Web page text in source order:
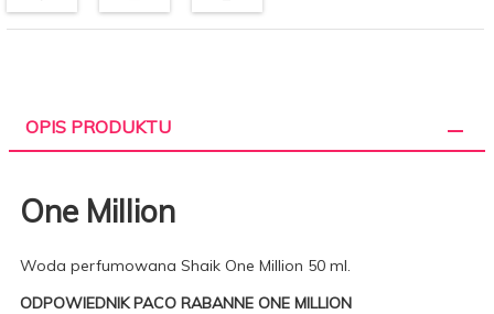
OPIS PRODUKTU
One Million
Woda perfumowana Shaik One Million 50 ml.
ODPOWIEDNIK PACO RABANNE ONE MILLION